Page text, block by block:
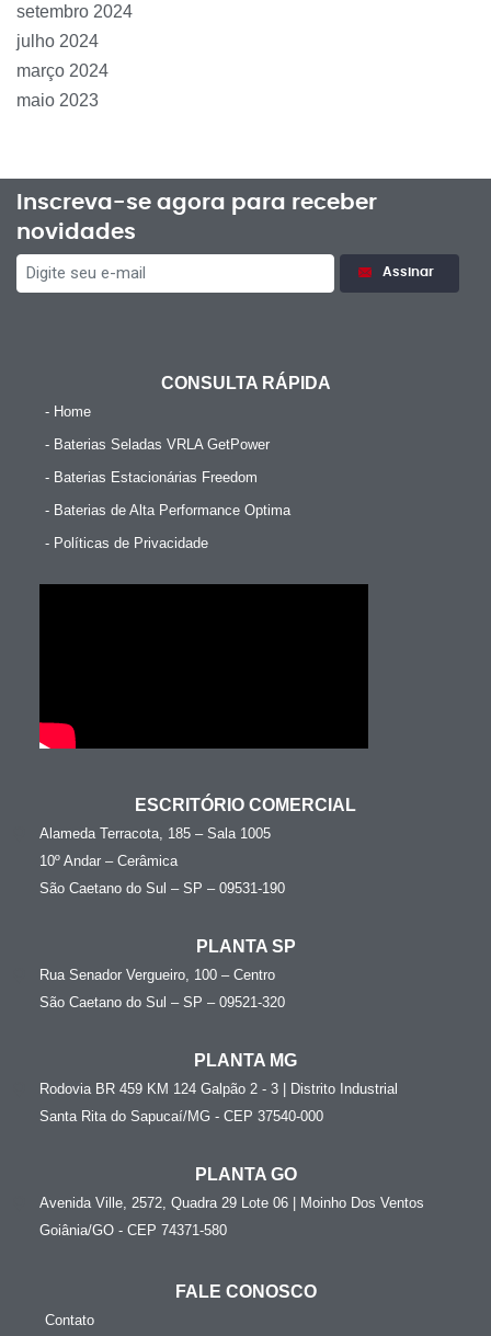
setembro 2024
julho 2024
março 2024
maio 2023
Inscreva-se agora para receber
novidades
Assinar
CONSULTA RÁPIDA
- Home
- Baterias Seladas VRLA GetPower
- Baterias Estacionárias Freedom
- Baterias de Alta Performance Optima
- Políticas de Privacidade
ESCRITÓRIO COMERCIAL
Alameda Terracota, 185 – Sala 1005
10º Andar – Cerâmica
São Caetano do Sul – SP – 09531-190
PLANTA SP
Rua Senador Vergueiro, 100 – Centro
São Caetano do Sul – SP – 09521-320
PLANTA MG
Rodovia BR 459 KM 124 Galpão 2 - 3 | Distrito Industrial
Santa Rita do Sapucaí/MG - CEP 37540-000
PLANTA GO
Avenida Ville, 2572, Quadra 29 Lote 06 | Moinho Dos Ventos
Goiânia/GO - CEP 74371-580
FALE CONOSCO
Contato